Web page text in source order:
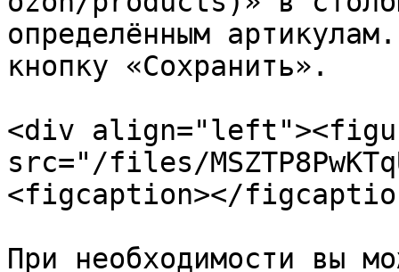
определённым
кнопку «Сохранить».
<div
src="/files/
<figcaption></
При необходимости вы